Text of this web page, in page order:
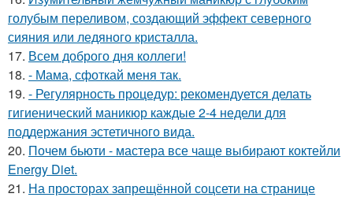
голубым переливом, создающий эффект северного
сияния или ледяного кристалла.
17. Всем доброго дня коллеги!
18. - Мама, сфоткай меня так.
19. - Регулярность процедур: рекомендуется делать
гигиенический маникюр каждые 2-4 недели для
поддержания эстетичного вида.
20. Почем бьюти - мастера все чаще выбирают коктейли
Energy Diet.
21. На просторах запрещённой соцсети на странице